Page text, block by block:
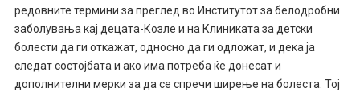
редовните термини за преглед во Институтот за белодробни
заболувања кај децата-Козле и на Клиниката за детски
болести да ги откажат, односно да ги одложат, и дека ја
следат состојбата и ако има потреба ќе донесат и
дополнителни мерки за да се спречи ширење на болеста. Тој